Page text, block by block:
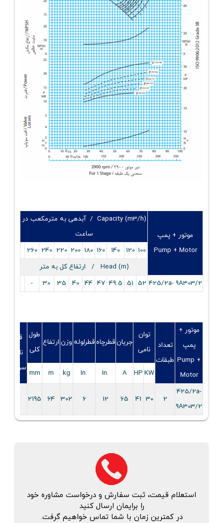
موتور + پمپ
Pump + Motor
Capacity (m3/h) / آبدهی به مترمکعب در
ساعت
100
120
140
160
180
200
220
240
260
Head (m) / ارتفاع کل به متر
425/2a- 9A303/2
52
51
49.5
47
44
40
35
30
-
موتور +
پمپ
Pump +
Motor
تعداد
طبقات
توان
نامی
جریانقطرچاهقطرلوله وزن ارتفاع
طول
کلی
قطر
نامی
سوپاپ
KW
HP
A
.In
.In
kg
m
mm
425/2a-
9A303/2
2
30
41
65
12
6
302
64
2195
استعلام قیمت، ثبت سفارش و درخواست مشاوره خود
را برایمان ارسال کنید
در کمترین زمان با شما تماس خواهیم گرفت.